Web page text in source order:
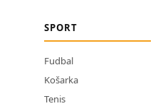
SPORT
Fudbal
Košarka
Tenis